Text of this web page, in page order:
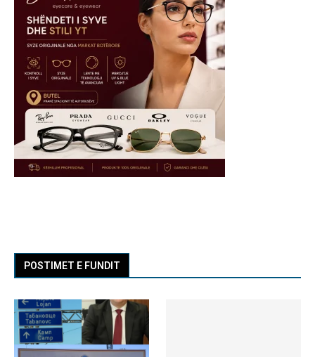
POSTIMET E FUNDIT